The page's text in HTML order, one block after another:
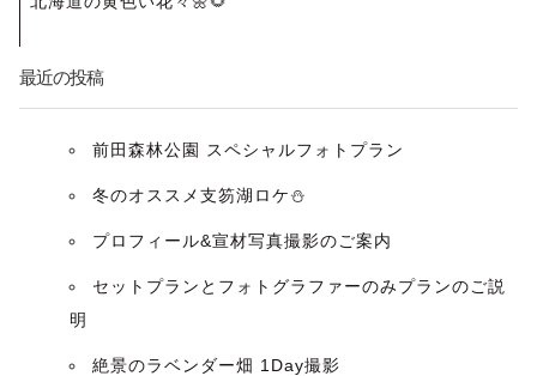
稿
ナ
最近の投稿
前田森林公園 スペシャルフォトプラン
冬のオススメ支笏湖ロケ⛄️
プロフィール&宣材写真撮影のご案内
セットプランとフォトグラファーのみプランのご説
明
絶景のラベンダー畑 1Day撮影